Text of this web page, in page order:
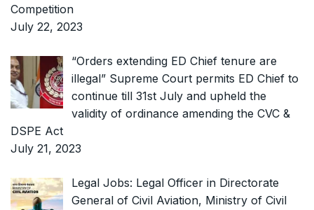
Competition
July 22, 2023
“Orders extending ED Chief tenure are
illegal” Supreme Court permits ED Chief to
continue till 31st July and upheld the
validity of ordinance amending the CVC &
DSPE Act
July 21, 2023
Legal Jobs: Legal Officer in Directorate
General of Civil Aviation, Ministry of Civil